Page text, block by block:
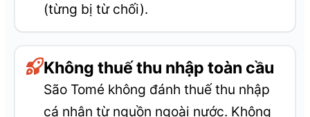
(từng bị từ chối).
Không thuế thu nhập toàn cầu
São Tomé không đánh thuế thu nhập
cá nhân từ nguồn ngoài nước. Không